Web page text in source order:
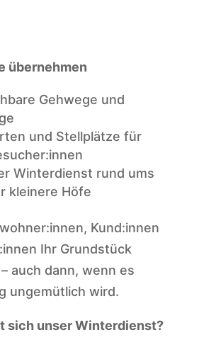
übernehmen
Gehwege und
und Stellplätze für
Winterdienst rund ums
kleinere Höfe
Kund:innen
Ihr Grundstück
auch dann, wenn es
ungemütlich wird.
sich unser Winterdienst?